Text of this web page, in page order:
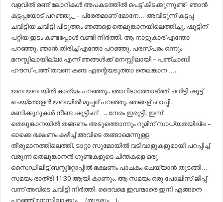
വളവിൽ രണ്ട് ലോറികൾ അപകടത്തിൽ പെട്ട് കിടക്കുന്നുണ്ട്- ഞാൻ
കട്ടപ്പയോട് പറഞ്ഞു._ – പ്രേതമാണ് മോനേ… അവിടുന്ന് കട്ടപ്പ
ചവിട്ടിയ ചവിട്ടി പിടുത്തം ഞങ്ങളെ തെലുങ്കാനയിലെത്തിച്ചു. ഷൂട്ടിന്
പറ്റിയ ഇടം കണ്ടപ്പോൾ വണ്ടി നിർത്തി. ആ നാട്ടുകാര് എന്തോ
പറഞ്ഞു. ഞാൻ തിരിച്ച് എന്തോ പറഞ്ഞു. പരസ്പരം ഒന്നും
മനസ്സിലായില്ലാ എന്ന് ഞങ്ങൾക്ക് മനസ്സിലായി – പഞ്ചാബി
ഹൗസ് പത്ത് തവണ കണ്ട എന്റെയടുത്താ തെലങ്കാന ….
ജബ ജബ യിൽ കാര്യം പറഞ്ഞു.. ഞാറിടാത്തോട്ത്ത് ചവിട്ടി ഷൂട്ട്
ചെയ്തോളൻ ജബയിൽ മൂപ്പര് പറഞ്ഞു. ഞങ്ങള് ഹാപ്പി.
മണിക്കൂറുകൾ നീണ്ട ഷൂട്ടിംഗ്….. നേരം ഇരുട്ടി. ഇന്ന്
തെലുങ്കാനയിൽ തങ്ങണം അടുത്തൊന്നും റൂമിന് സാധ്യതയില്ല –
ഓക്കെ ഭക്ഷണം കഴിച്ച് അവിടെ തങ്ങാമെന്നുള്ള
തീരുമാനത്തിലെത്തി. ടാറ്റാ സുമോയിൽ വടിവാളുകളുമായി പറപ്പിച്ച്
വരുന്ന തെലുങ്കാനൻ ഗുണ്ടകളുടെ ചിന്തകളെ ഒരു
സൈഡിലിട്ട്,ബസ്സ്റ്റോപ്പിൽ ഭക്ഷണം പാചകം ചെയ്യാൻ തുടങ്ങി…
സമയം രാത്രി 11:30 ആയി കാണും. ആ സമയം ഒരു പോലീസ് ജീപ്പ്
വന്ന് അവിടെ ചവിട്ടി നിർത്തി. ദൈവമെ ഇവന്മാരെ ഇനി എങ്ങനെ
പറഞ്ഞ് മനസ്സിലാക്കും… (തുടരും…).